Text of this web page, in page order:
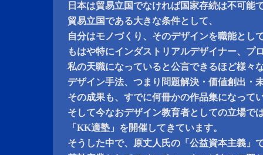
日本は貿易立国でなければ国家存続は不可能
貿易立国である大きな条件として、
自分はモノづくり、そのデザインを職能とし
もはや特にインダストリアルデザイナー、プ
私の天職になっていると公言できるほど様々
デザイン手法、つまり問題解決・価値創出・
その成果も、すでに何冊かの作品集になって
そして今なおデザイン教育者としての立場で
「KK適塾」を開催してきています。
そうした中で、原丈人氏の「公益資本主義」